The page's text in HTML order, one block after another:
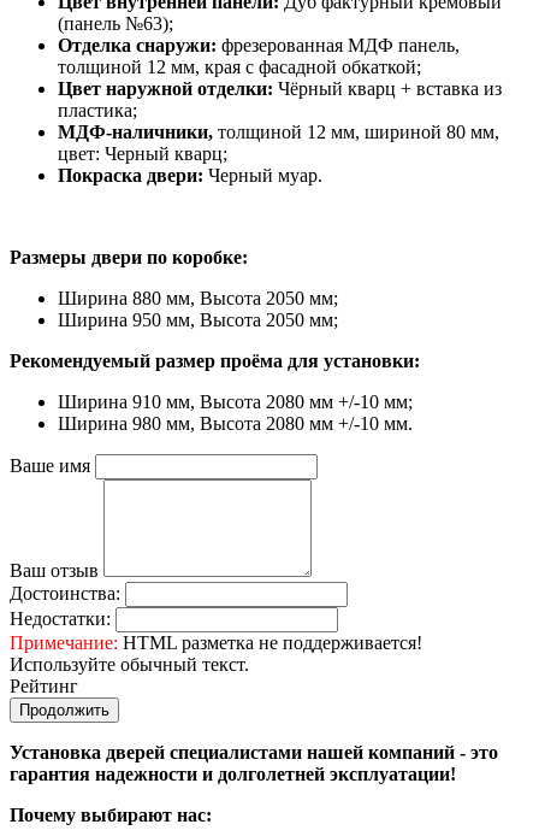
(панель №63);
Отделка снаружи: фрезерованная МДФ панель,
толщиной 12 мм, края с фасадной обкаткой;
Цвет наружной отделки: Чёрный кварц + вставка из
пластика;
МДФ-наличники, толщиной 12 мм, шириной 80 мм,
цвет: Черный кварц;
Покраска двери: Черный муар.
Размеры двери по коробке:
Ширина 880 мм, Высота 2050 мм;
Ширина 950 мм, Высота 2050 мм;
Рекомендуемый размер проёма для установки:
Ширина 910 мм, Высота 2080 мм +/-10 мм;
Ширина 980 мм, Высота 2080 мм +/-10 мм.
Ваше имя
Ваш отзыв
Достоинства:
Недостатки:
Примечание: HTML разметка не поддерживается!
Используйте обычный текст.
Рейтинг
Продолжить
Установка дверей специалистами нашей компаний - это
гарантия надежности и долголетней эксплуатации!
Почему выбирают нас: